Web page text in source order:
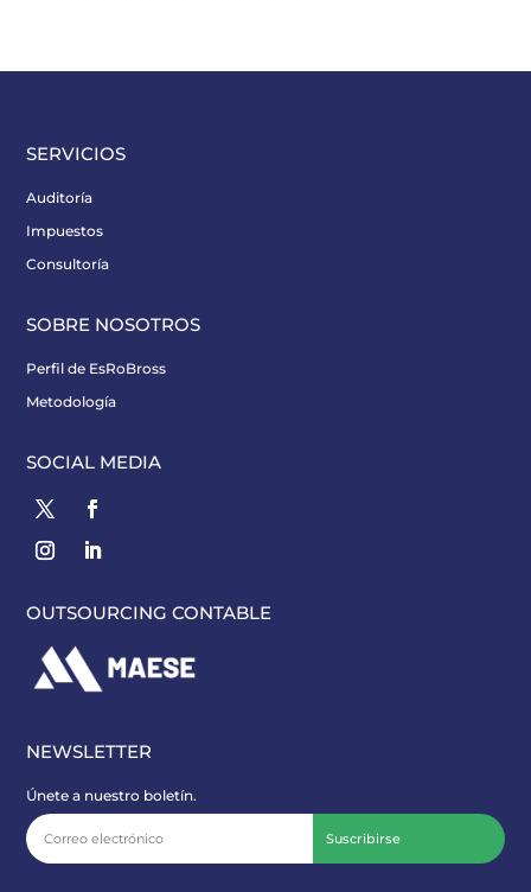
SERVICIOS
Auditoría
Impuestos
Consultoría
SOBRE NOSOTROS
Perfil de EsRoBross
Metodología
SOCIAL MEDIA
OUTSOURCING CONTABLE
NEWSLETTER
Únete a nuestro boletín.
Suscribirse